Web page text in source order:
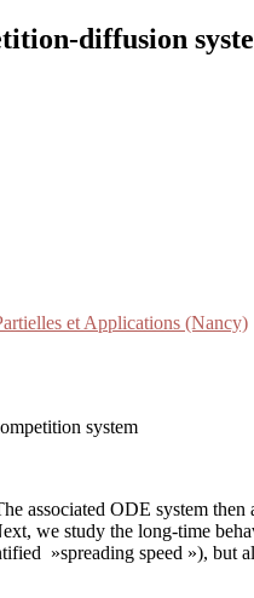
diffusion
et Applications (Nancy)
system
associated ODE system
we study the long-time
»spreading speed »), but